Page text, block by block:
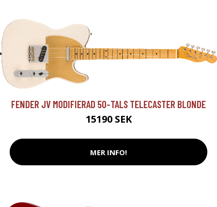
FENDER JV MODIFIERAD 50-TALS TELECASTER BLONDE
15190 SEK
MER INFO!